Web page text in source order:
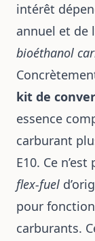
intérêt
annuel et de
bioéthanol
kit de
essence
carburant
E10. Ce
flex-fuel
pour
carburants.